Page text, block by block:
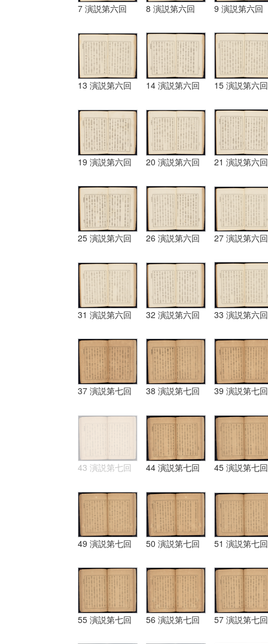
7 演説第六回 8 演説第六回 9 演説第六回
13 演説第六回 14 演説第六回 15 演説第六回
19 演説第六回 20 演説第六回 21 演説第六回
25 演説第六回 26 演説第六回 27 演説第六回
31 演説第六回 32 演説第六回 33 演説第六回
37 演説第七回 38 演説第七回 39 演説第七回
43 演説第七回 44 演説第七回 45 演説第七回
49 演説第七回 50 演説第七回 51 演説第七回
55 演説第七回 56 演説第七回 57 演説第七回